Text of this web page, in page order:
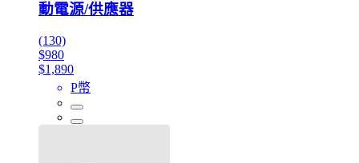
動電源/供應器
(130)
$980
$1,890
P幣